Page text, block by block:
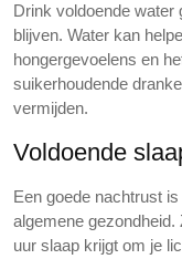
Drink voldoende water
blijven. Water kan
hongergevoelens en
suikerhoudende
vermijden.
Voldoende
Een goede nachtrust
algemene
uur slaap krijgt om je